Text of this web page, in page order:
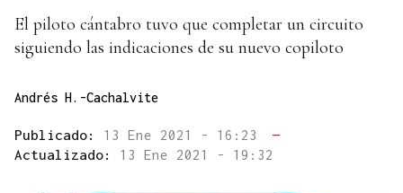
El piloto cántabro tuvo que completar un circuito
siguiendo las indicaciones de su nuevo copiloto
Andrés H.-Cachalvite
Publicado: 13 Ene 2021 - 16:23
—
Actualizado: 13 Ene 2021 - 19:32